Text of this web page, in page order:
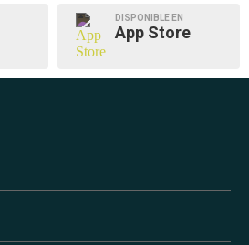
DISPONIBLE EN
App Store